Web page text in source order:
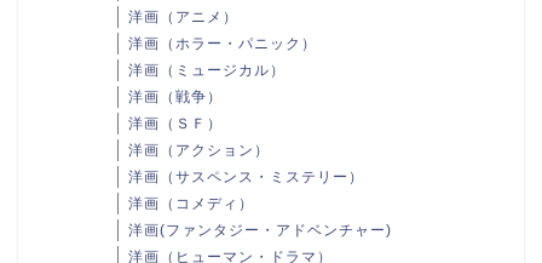
洋画（アニメ）
洋画（ホラー・パニック）
洋画（ミュージカル）
洋画（戦争）
洋画（ＳＦ）
洋画（アクション）
洋画（サスペンス・ミステリー）
洋画（コメディ）
洋画(ファンタジー・アドベンチャー)
洋画（ヒューマン・ドラマ）